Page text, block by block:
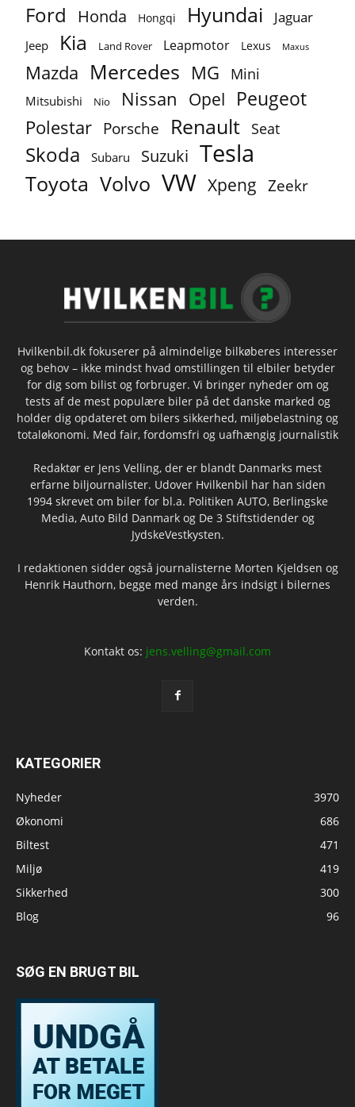
Ford Honda Hongqi Hyundai Jaguar
Jeep Kia Land Rover Leapmotor Lexus Maxus
Mazda Mercedes MG Mini
Mitsubishi Nio Nissan Opel Peugeot
Polestar Porsche Renault Seat
Skoda Subaru Suzuki Tesla
Toyota Volvo VW Xpeng Zeekr
Hvilkenbil.dk fokuserer på almindelige bilkøberes interesser
og behov – ikke mindst hvad omstillingen til elbiler betyder
for dig som bilist og forbruger. Vi bringer nyheder om og
tests af de mest populære biler på det danske marked og
holder dig opdateret om bilers sikkerhed, miljøbelastning og
totaløkonomi. Med fair, fordomsfri og uafhængig journalistik
Redaktør er Jens Velling, der er blandt Danmarks mest
erfarne biljournalister. Udover Hvilkenbil har han siden
1994 skrevet om biler for bl.a. Politiken AUTO, Berlingske
Media, Auto Bild Danmark og De 3 Stiftstidender og
JydskeVestkysten.
I redaktionen sidder også journalisterne Morten Kjeldsen og
Henrik Hauthorn, begge med mange års indsigt i bilernes
verden.
Kontakt os: jens.velling@gmail.com
KATEGORIER
Nyheder
3970
Økonomi
686
Biltest
471
Miljø
419
Sikkerhed
300
Blog
96
SØG EN BRUGT BIL